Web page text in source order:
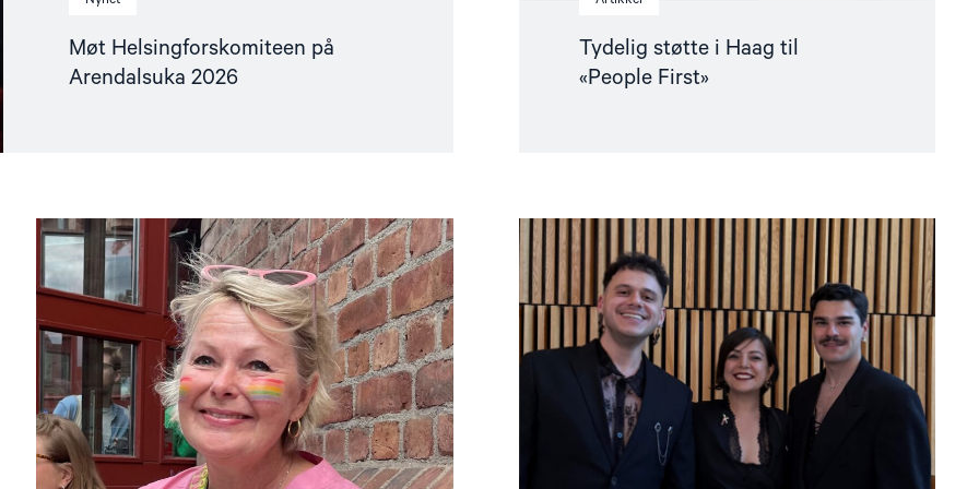
Møt Helsingforskomiteen på
Arendalsuka 2026
Tydelig støtte i Haag til
«People First»
Read
article
"Fortsatt
er
ingen
fri
før
alle
er
fri"
article
tildelt
Kim
Friele-
prisen:
En
pris
i
rett
tid
til